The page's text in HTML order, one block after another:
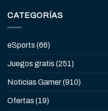
CATEGORÍAS
eSports (66)
Juegos gratis (251)
Noticias Gamer(910)
Ofertas (19)